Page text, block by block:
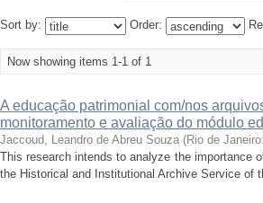
Sort by: Order:
Now showing items 1-1 of 1
A educação patrimonial com/nos
monitoramento e avaliação do módulo
Jaccoud, Leandro de Abreu Souza (Rio de
This research intends to analyze the importance
the Historical and Institutional Archive Service of